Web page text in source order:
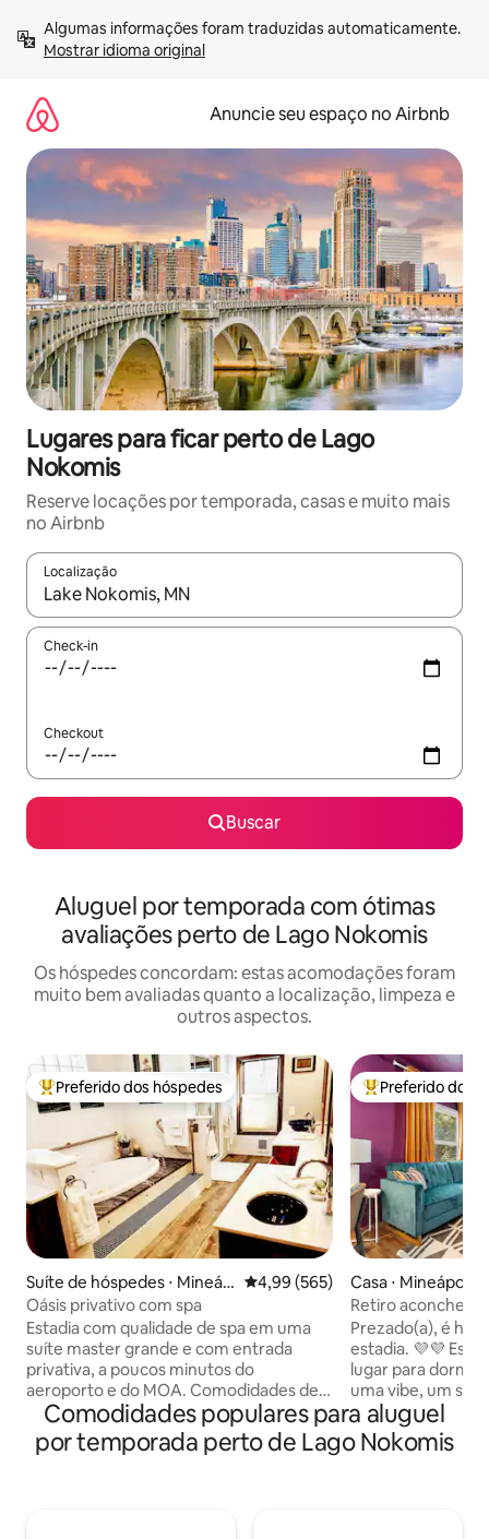
para
Mostrar idioma original
Anuncie seu espaço no Airbnb
Lugares para ficar perto de Lago
Nokomis
Reserve locações por temporada, casas e muito mais
no Airbnb
Localização
Quando os resultados estiverem disponíveis, explore-os
Check-in
Checkout
Buscar
Aluguel por temporada com ótimas
avaliações perto de Lago Nokomis
Os hóspedes concordam: estas acomodações foram
muito bem avaliadas quanto a localização, limpeza e
outros aspectos.
Entre os melhores preferidos dos hóspedes
Preferido dos hóspedes
Suíte de hóspedes ⋅ Mineáp
olis
4,99 de uma avaliação média de
4,99 (565)
Oásis privativo com spa
Estadia com qualidade de spa em uma
suíte master grande e com entrada
privativa, a poucos minutos do
aeroporto e do MOA. Comodidades de
alta qualidade que você não encontrará
na maioria dos hotéis, tudo para você!
Relaxe em uma banheira de
Entre os
Preferido dos
Casa ⋅ Mineápolis
Retiro
perto do
Prezado(a), é
estadia. 💜💜 Esta
lugar para
uma vibe, um
onde as pombas
menos 25. -
em uma sala de
Comodidades populares para aluguel
por temporada perto de Lago Nokomis